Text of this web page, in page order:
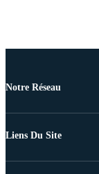
Notre Réseau
Liens Du Site